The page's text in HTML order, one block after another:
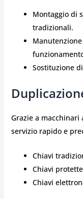
Montaggio di
tradizionali.
Sostituzione
Grazie a macchinari
servizio rapido e
Chiavi
Chiavi
Chiavi